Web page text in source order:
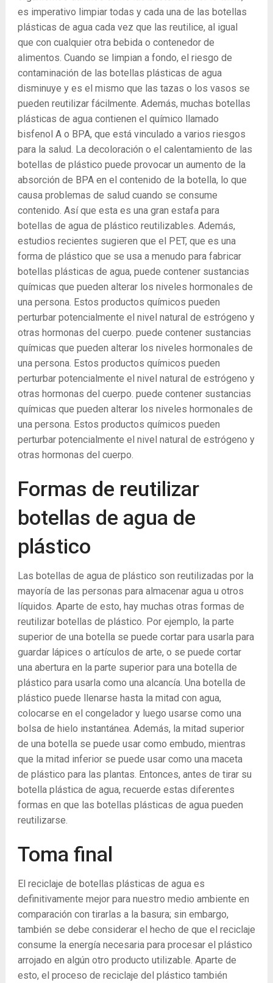
es imperativo limpiar todas y cada una de las botellas
plásticas de agua cada vez que las reutilice, al igual
que con cualquier otra bebida o contenedor de
alimentos. Cuando se limpian a fondo, el riesgo de
contaminación de las botellas plásticas de agua
disminuye y es el mismo que las tazas o los vasos se
pueden reutilizar fácilmente. Además, muchas botellas
plásticas de agua contienen el químico llamado
bisfenol A o BPA, que está vinculado a varios riesgos
para la salud. La decoloración o el calentamiento de las
botellas de plástico puede provocar un aumento de la
absorción de BPA en el contenido de la botella, lo que
causa problemas de salud cuando se consume
contenido. Así que esta es una gran estafa para
botellas de agua de plástico reutilizables. Además,
estudios recientes sugieren que el PET, que es una
forma de plástico que se usa a menudo para fabricar
botellas plásticas de agua, puede contener sustancias
químicas que pueden alterar los niveles hormonales de
una persona. Estos productos químicos pueden
perturbar potencialmente el nivel natural de estrógeno y
otras hormonas del cuerpo. puede contener sustancias
químicas que pueden alterar los niveles hormonales de
una persona. Estos productos químicos pueden
perturbar potencialmente el nivel natural de estrógeno y
otras hormonas del cuerpo. puede contener sustancias
químicas que pueden alterar los niveles hormonales de
una persona. Estos productos químicos pueden
perturbar potencialmente el nivel natural de estrógeno y
otras hormonas del cuerpo.
Formas de reutilizar
botellas de agua de
plástico
Las botellas de agua de plástico son reutilizadas por la
mayoría de las personas para almacenar agua u otros
líquidos. Aparte de esto, hay muchas otras formas de
reutilizar botellas de plástico. Por ejemplo, la parte
superior de una botella se puede cortar para usarla para
guardar lápices o artículos de arte, o se puede cortar
una abertura en la parte superior para una botella de
plástico para usarla como una alcancía. Una botella de
plástico puede llenarse hasta la mitad con agua,
colocarse en el congelador y luego usarse como una
bolsa de hielo instantánea. Además, la mitad superior
de una botella se puede usar como embudo, mientras
que la mitad inferior se puede usar como una maceta
de plástico para las plantas. Entonces, antes de tirar su
botella plástica de agua, recuerde estas diferentes
formas en que las botellas plásticas de agua pueden
reutilizarse.
Toma final
El reciclaje de botellas plásticas de agua es
definitivamente mejor para nuestro medio ambiente en
comparación con tirarlas a la basura; sin embargo,
también se debe considerar el hecho de que el reciclaje
consume la energía necesaria para procesar el plástico
arrojado en algún otro producto utilizable. Aparte de
esto, el proceso de reciclaje del plástico también